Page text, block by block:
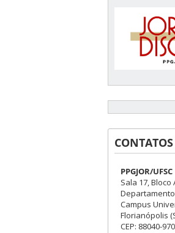
CONTATOS
PPGJOR/UFSC
Sala 17, Bloco
Campus
Florianópolis
CEP: 88040-970